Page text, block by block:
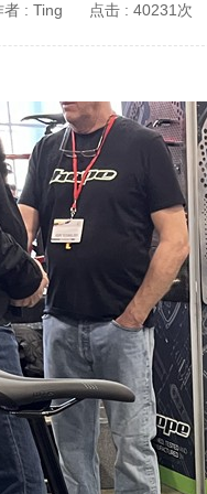
者 : Ting 点击 : 40231次